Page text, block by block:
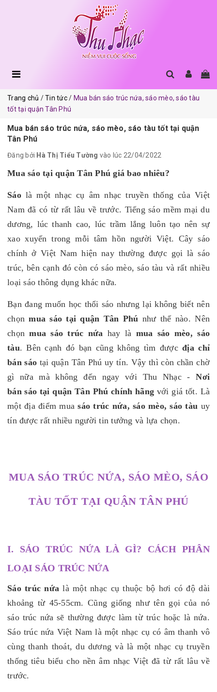
Trang chủ Tin tức
Mua bán sáo trúc nứa, sáo mèo, sáo tàu
tốt tại quận Tân Phú
Mua bán sáo trúc nứa, sáo mèo, sáo tàu tốt tại quận
Tân Phú
Đăng bởi Hà Thị Tiểu Tường vào lúc 22/04/2022
Mua sáo tại quận Tân Phú giá bao nhiêu?
Sáolà một nhạc cụ âm nhạc truyền thống của Việt
Nam đã có từ rất lâu về trước. Tiếng sáo mềm mại du
dương, lúc thanh cao, lúc trầm lắng luôn tạo nên sự
xao xuyến trong mỗi tâm hồn người Việt. Cây sáo
chính ở Việt Nam hiện nay thường được gọi là sáo
trúc, bên cạnh đó còn có sáo mèo, sáo tàu và rất nhiều
loại sáo thông dụng khác nữa.
Bạn đang muốn học thổi sáo nhưng lại không biết nên
chọnmua sáo tại quận Tân Phú như thế nào. Nên
chọnmua sáo trúc nứa hay là mua sáo mèo, sáo
tàu. Bên cạnh đó bạn cũng không tìm đượcđịa chỉ
bán sáo tại quận Tân Phú uy tín. Vậy thì còn chần chờ
gì nữa mà không đến ngay với Thu Nhạc -Nơi
bán sáo tại quận Tân Phú chính hãng với giá tốt. Là
một địa điểm muasáo trúc nứa, sáo mèo, sáo tàu uy
tín được rất nhiều người tin tưởng và lựa chọn.
MUA SÁO TRÚC NỨA, SÁO MÈO, SÁO
TÀU TỐT TẠI QUẬN TÂN PHÚ
I. SÁO TRÚC NỨA LÀ GÌ? CÁCH PHÂN
LOẠI SÁO TRÚC NỨA
Sáo trúc nứa là một nhạc cụ thuộc bộ hơi có độ dài
khoảng từ 45-55cm. Cũng giống như tên gọi của nó
sáo trúc nứa sẽ thường được làm từ trúc hoặc là nứa.
Sáo trúc nứa Việt Nam là một nhạc cụ có âm thanh vô
cùng thanh thoát, du dương và là một nhạc cụ truyền
thống tiêu biểu cho nền âm nhạc Việt đã từ rất lâu về
trước.